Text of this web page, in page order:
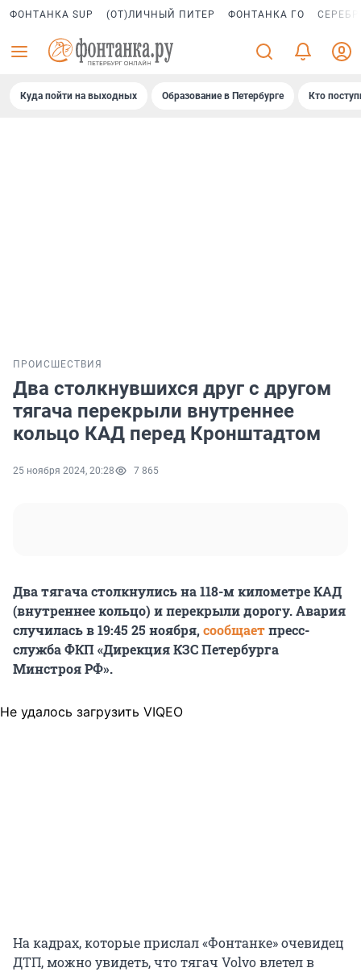
ФОНТАНКА SUP (ОТ)ЛИЧНЫЙ ПИТЕР ФОНТАНКА ГО
Куда пойти на выходных Образование в Петербурге Кто
ПРОИСШЕСТВИЯ
Два столкнувшихся друг с другом
тягача перекрыли внутреннее
кольцо КАД перед Кронштадтом
25 ноября 2024, 20:28 7 865
Два тягача столкнулись на 118-м километре КАД
(внутреннее кольцо) и перекрыли дорогу. Авария
случилась в 19:45 25 ноября,сообщаетпресс-
служба ФКП «Дирекция КЗС Петербурга
Минстроя РФ».
Не удалось загрузить VIQEO
На кадрах, которые прислал «Фонтанке» очевидец
ДТП, можно увидеть, что тягач Volvo влетел в